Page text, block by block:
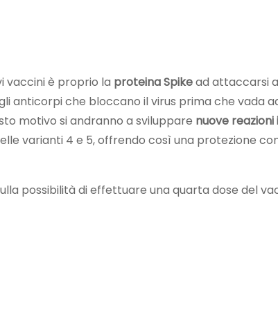
vaccini è proprio la proteinaSpikead attaccarsi
anticorpi che bloccano il virus prima che vada
motivo si andranno a sviluppare nuove
varianti 4 e 5, offrendo così una protezione
possibilità di effettuare una quarta dose del